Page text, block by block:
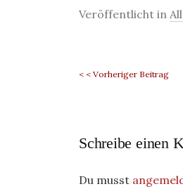
Veröffentlicht in
< < Vorheriger Beitrag
Schreibe einen
Du musst